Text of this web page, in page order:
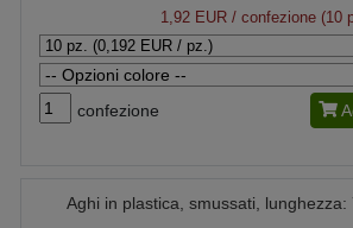
1,92 EUR/ confezione (10
confezione
Aghi in plastica, smussati, lunghezza: